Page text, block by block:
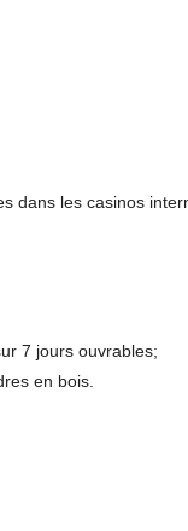
les casinos
7 jours ouvrables;
en bois.